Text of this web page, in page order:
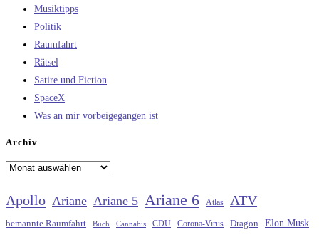
Musiktipps
Politik
Raumfahrt
Rätsel
Satire und Fiction
SpaceX
Was an mir vorbeigegangen ist
Archiv
Archiv
Apollo Ariane Ariane 5 Ariane 6 Atlas ATV
bemannte Raumfahrt Buch Cannabis CDU Corona-Virus Dragon Elon Musk